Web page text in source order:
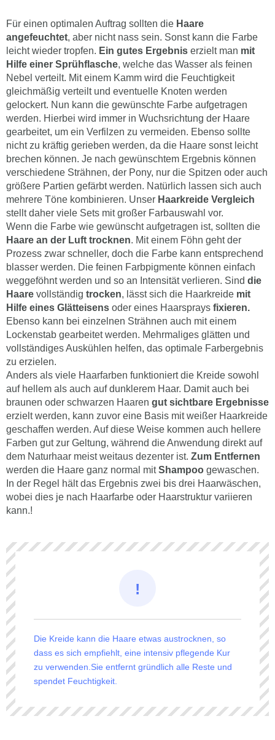
Für einen optimalen Auftrag sollten die Haare
angefeuchtet, aber nicht nass sein. Sonst kann die Farbe
leicht wieder tropfen. Ein gutes Ergebnis erzielt man mit
Hilfe einer Sprühflasche, welche das Wasser als feinen
Nebel verteilt. Mit einem Kamm wird die Feuchtigkeit
gleichmäßig verteilt und eventuelle Knoten werden
gelockert. Nun kann die gewünschte Farbe aufgetragen
werden. Hierbei wird immer in Wuchsrichtung der Haare
gearbeitet, um ein Verfilzen zu vermeiden. Ebenso sollte
nicht zu kräftig gerieben werden, da die Haare sonst leicht
brechen können. Je nach gewünschtem Ergebnis können
verschiedene Strähnen, der Pony, nur die Spitzen oder auch
größere Partien gefärbt werden. Natürlich lassen sich auch
mehrere Töne kombinieren. Unser Haarkreide Vergleich
stellt daher viele Sets mit großer Farbauswahl vor.
Wenn die Farbe wie gewünscht aufgetragen ist, sollten die
Haare an der Luft trocknen. Mit einem Föhn geht der
Prozess zwar schneller, doch die Farbe kann entsprechend
blasser werden. Die feinen Farbpigmente können einfach
weggeföhnt werden und so an Intensität verlieren. Sind die
Haare vollständig trocken, lässt sich die Haarkreide mit
Hilfe eines Glätteisens oder eines Haarsprays fixieren.
Ebenso kann bei einzelnen Strähnen auch mit einem
Lockenstab gearbeitet werden. Mehrmaliges glätten und
vollständiges Auskühlen helfen, das optimale Farbergebnis
zu erzielen.
Anders als viele Haarfarben funktioniert die Kreide sowohl
auf hellem als auch auf dunklerem Haar. Damit auch bei
braunen oder schwarzen Haaren gut sichtbare Ergebnisse
erzielt werden, kann zuvor eine Basis mit weißer Haarkreide
geschaffen werden. Auf diese Weise kommen auch hellere
Farben gut zur Geltung, während die Anwendung direkt auf
dem Naturhaar meist weitaus dezenter ist. Zum Entfernen
werden die Haare ganz normal mitShampoo gewaschen.
In der Regel hält das Ergebnis zwei bis drei Haarwäschen,
wobei dies je nach Haarfarbe oder Haarstruktur variieren
kann.!
Die Kreide kann die Haare etwas austrocknen, so
dass es sich empfiehlt, eine intensiv pflegende Kur
zu verwenden.Sie entfernt gründlich alle Reste und
spendet Feuchtigkeit.